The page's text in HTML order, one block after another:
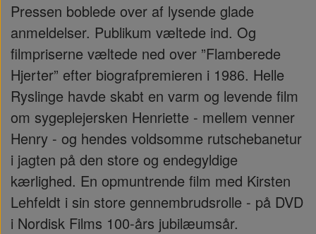
Pressen boblede over af lysende glade
anmeldelser. Publikum væltede ind. Og
filmpriserne væltede ned over ”Flamberede
Hjerter” efter biografpremieren i 1986. Helle
Ryslinge havde skabt en varm og levende film
om sygeplejersken Henriette - mellem venner
Henry - og hendes voldsomme rutschebanetur
i jagten på den store og endegyldige
kærlighed. En opmuntrende film med Kirsten
Lehfeldt i sin store gennembrudsrolle - på DVD
i Nordisk Films 100-års jubilæumsår.